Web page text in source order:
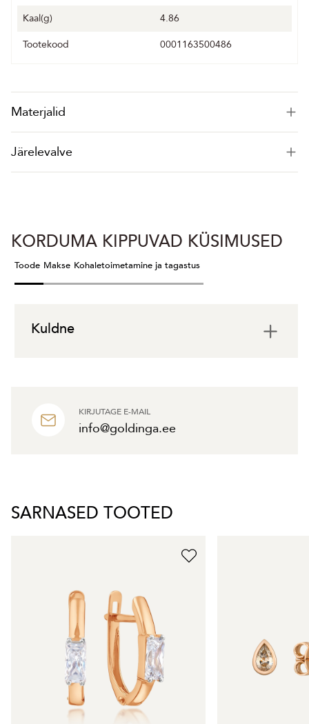
Kaal(g)
4.86
Tootekood
0001163500486
Materjalid
Järelevalve
KIRJUTAGE E-MAIL
info@goldinga.ee
KORDUMA KIPPUVAD KÜSIMUSED
Toode Makse Kohaletoimetamine ja tagastus
Kuldne
SARNASED TOOTED